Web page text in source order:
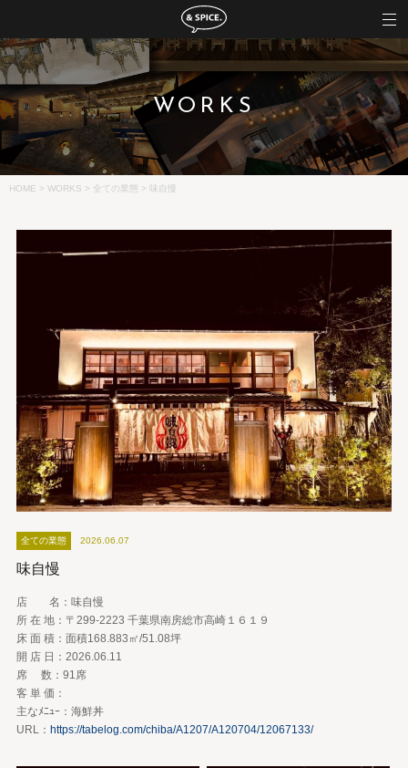
WORKS
HOME > WORKS > 全ての業態 > 味自慢
全ての業態 2026.06.07
味自慢
店 名：味自慢
所 在 地：〒299-2223 千葉県南房総市高崎１６１９
床 面 積：面積168.883㎡/51.08坪
開 店 日：2026.06.11
席 数：91席
客 単 価：
主なﾒﾆｭｰ：海鮮丼
URL： https://tabelog.com/chiba/A1207/A120704/12067133/